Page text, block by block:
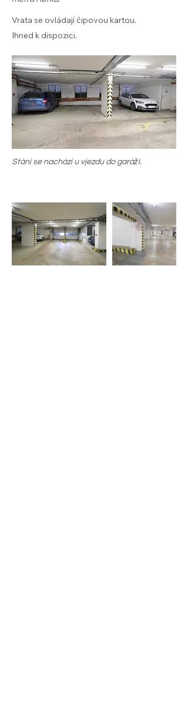
Vrata se ovládají čipovou kartou.
Ihned k dispozici.
Stání se nachází u vjezdu do garáží.